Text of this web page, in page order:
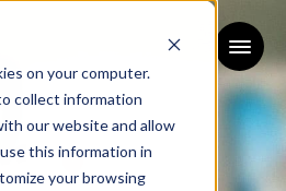
on your computer.
collect information
our website and allow
this information in
your browsing